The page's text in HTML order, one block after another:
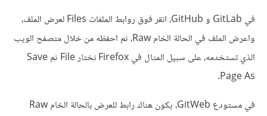
في GitLab و GitHub، انقر فوق روابط الملفات Files لعرض الملف،
واعرض الملف في الحالة الخام Raw، ثم احفظه من خلال متصفح الويب
الذي تستخدمه، على سبيل المثال في Firefox نختار File ثم Save
Page As.
في مستودع GitWeb، يكون هناك رابط للعرض بالحالة الخام Raw